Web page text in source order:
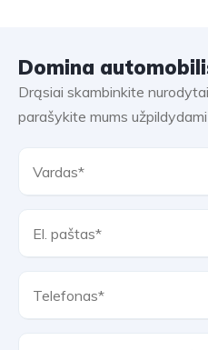
Domina
Drąsiai skambinkite
parašykite mums